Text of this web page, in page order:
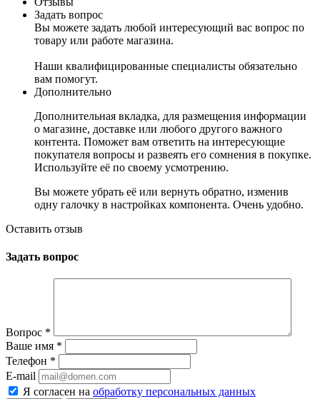
Задать вопрос
Вы можете задать любой интересующий вас вопрос по
товару или работе магазина.
Наши квалифицированные специалисты обязательно
вам помогут.
Дополнительно
Дополнительная вкладка, для размещения информации
о магазине, доставке или любого другого важного
контента. Поможет вам ответить на интересующие
покупателя вопросы и развеять его сомнения в покупке.
Используйте её по своему усмотрению.
Вы можете убрать её или вернуть обратно, изменив
одну галочку в настройках компонента. Очень удобно.
Оставить отзыв
Задать вопрос
Вопрос *
Ваше имя *
Телефон *
E-mail
Я согласен на обработку персональных данных